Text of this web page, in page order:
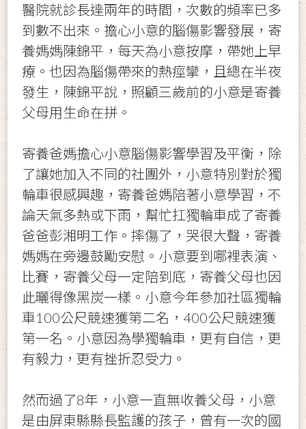
醫院就診長達兩年的時間，次數的頻率已多
到數不出來。擔心小意的腦傷影響發展，寄
養媽媽陳錦平，每天為小意按摩，帶她上早
療。也因為腦傷帶來的熱痙攣，且總在半夜
發生，陳錦平說，照顧三歲前的小意是寄養
父母用生命在拼。
寄養爸媽擔心小意腦傷影響學習及平衡，除
了讓她加入不同的社團外，小意特別對於獨
輪車很感興趣，寄養爸媽陪著小意學習，不
論天氣多熱或下雨，幫忙扛獨輪車成了寄養
爸爸彭湘明工作。摔傷了，哭很大聲，寄養
媽媽在旁邊鼓勵安慰。小意要到哪裡表演、
比賽，寄養父母一定陪到底，寄養父母也因
此曬得像黑炭一樣。小意今年參加社區獨輪
車100公尺競速獲第二名，400公尺競速獲
第一名。小意因為學獨輪車，更有自信，更
有毅力，更有挫折忍受力。
然而過了8年，小意一直無收養父母，小意
是由屏東縣縣長監護的孩子，曾有一次的國